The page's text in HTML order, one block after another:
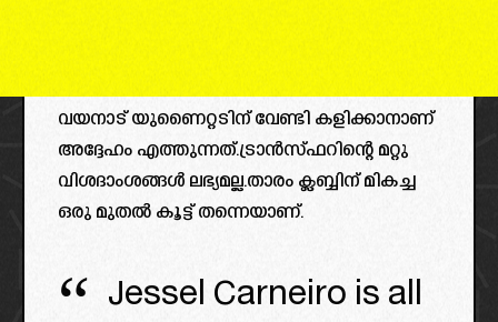
വയനാട് യുണൈറ്റടിന് വേണ്ടി കളിക്കാനാണ്
അദ്ദേഹം എത്തുന്നത്.ട്രാൻസ്ഫറിന്റെ മറ്റു
വിശദാംശങ്ങൾ ലഭ്യമല്ല.താരം ക്ലബ്ബിന് മികച്ച
ഒരു മുതൽ കൂട്ട് തന്നെയാണ്.
Jessel Carneiro is all